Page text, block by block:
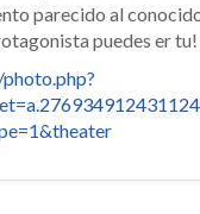
parecido al
puedes er tu!